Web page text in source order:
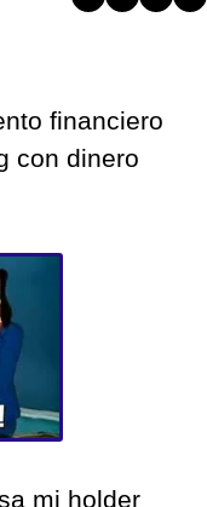
financiero
con dinero
mi holder